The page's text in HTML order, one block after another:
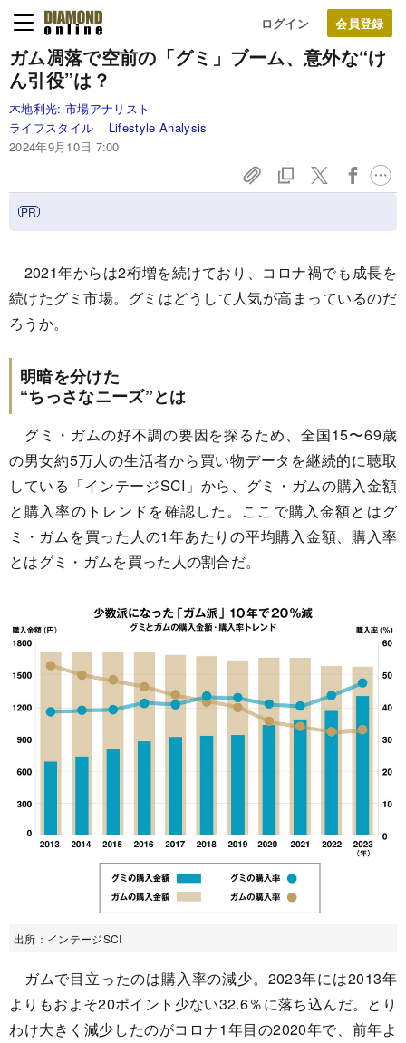
ログイン
ガム凋落で空前の「グミ」ブーム、意外な“け
ん引役”は？
木地利光: 市場アナリスト
ライフスタイル
Lifestyle Analysis
2024年9月10日 7:00
2021年からは2桁増を続けており、コロナ禍でも成長を
続けたグミ市場。グミはどうして人気が高まっているのだ
ろうか。
明暗を分けた
“ちっさなニーズ”とは
グミ・ガムの好不調の要因を探るため、全国15〜69歳
の男女約5万人の生活者から買い物データを継続的に聴取
している「インテージSCI」から、グミ・ガムの購入金額
と購入率のトレンドを確認した。ここで購入金額とはグ
ミ・ガムを買った人の1年あたりの平均購入金額、購入率
とはグミ・ガムを買った人の割合だ。
出所：インテージSCI
ガムで目立ったのは購入率の減少。2023年には2013年
よりもおよそ20ポイント少ない32.6％に落ち込んだ。とり
わけ大きく減少したのがコロナ1年目の2020年で、前年よ